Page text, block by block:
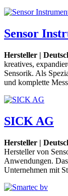
Sensor
Hersteller |
kreatives,
Sensorik. Als
und komplette
SICK AG
Hersteller |
Hersteller von
Anwendungen.
Unternehmen mit